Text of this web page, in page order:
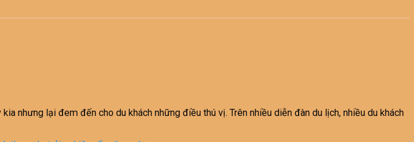
nhưng lại đem đến cho du khách những điều thú vị. Trên nhiều diễn đàn du lịch, nhiều du khách